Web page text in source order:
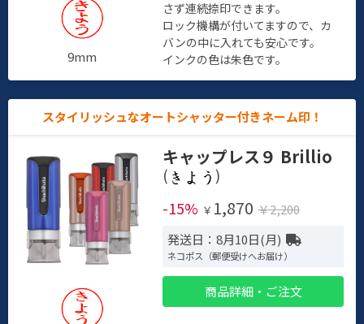
9mm
さず連続捺印できます。
ロック機構が付いてますので、カ
バンの中に入れても安心です。
インクの色は朱色です。
スタイリッシュなオートシャッター付きネーム印！
キャップレス９ Brillio
(
)
-15% ￥ 1,870 ￥2,200
発送日：8月10日(月)
ネコポス（郵便受けへお届け）
商品詳細・ご注文